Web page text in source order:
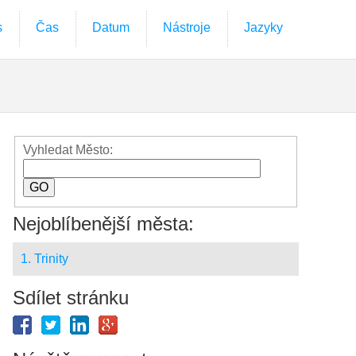
Čas Datum Nástroje Jazyky
Vyhledat Město:
Nejoblíbenější města:
1. Trinity
Sdílet stránku